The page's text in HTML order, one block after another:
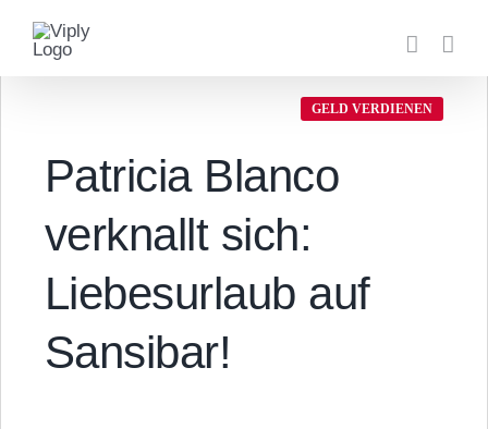
Inhalt
springen
GELD VERDIENEN
Patricia Blanco
verknallt sich:
Liebesurlaub auf
Sansibar!